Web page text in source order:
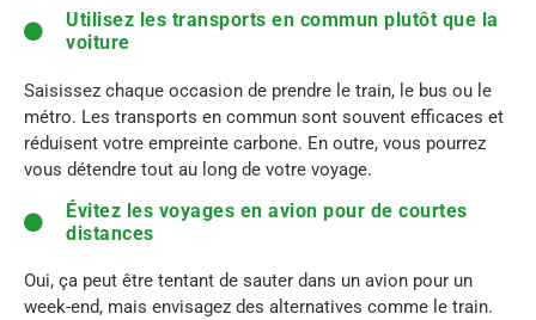
Utilisez les transports en commun plutôt que la
voiture
Saisissez chaque occasion de prendre le train, le bus ou le
métro. Les transports en commun sont souvent efficaces et
réduisent votre empreinte carbone. En outre, vous pourrez
vous détendre tout au long de votre voyage.
Évitez les voyages en avion pour de courtes
distances
Oui, ça peut être tentant de sauter dans un avion pour un
week-end, mais envisagez des alternatives comme le train.